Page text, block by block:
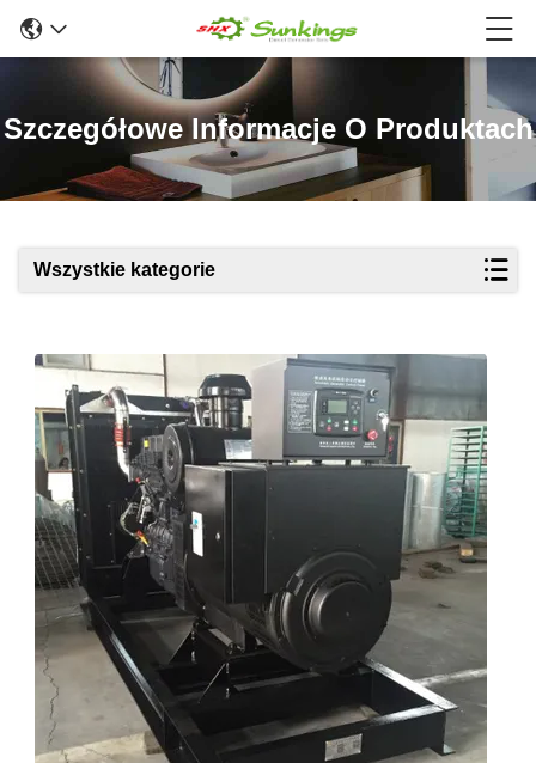
Szczegółowe Informacje O Produktach
Wszystkie kategorie